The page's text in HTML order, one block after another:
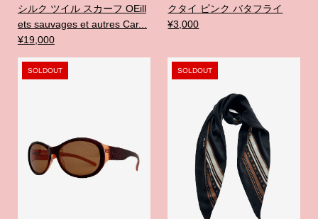
シルク ツイル スカーフ OEill
ets sauvages et autres Car...
¥19,000
クタイ ピンク バタフライ
¥3,000
SOLDOUT SOLDOUT